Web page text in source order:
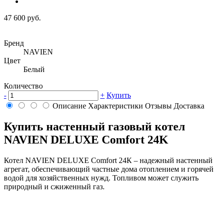
47 600 руб.
Бренд
NAVIEN
Цвет
Белый
Количество
-
+ Купить
Описание Характеристики Отзывы Доставка
Купить настенный газовый котел
NAVIEN DELUXE Comfort 24K
Котел NAVIEN DELUXE Comfort 24К – надежный настенный
агрегат, обеспечивающий частные дома отоплением и горячей
водой для хозяйственных нужд. Топливом может служить
природный и сжиженный газ.